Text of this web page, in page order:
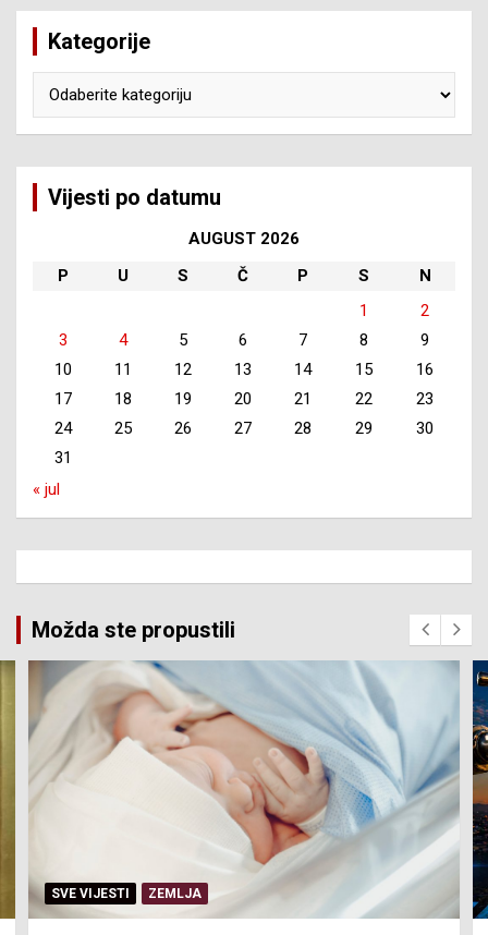
Kategorije
Vijesti po datumu
AUGUST 2026
P
U S Č P S
N
1
2
3
4 5 6 7 8
9
10
11 12 13 14 15
16
17
18 19 20 21 22
23
24
25 26 27 28 29
30
31
« jul
Možda ste propustili
SVE VIJESTI ZEMLJA